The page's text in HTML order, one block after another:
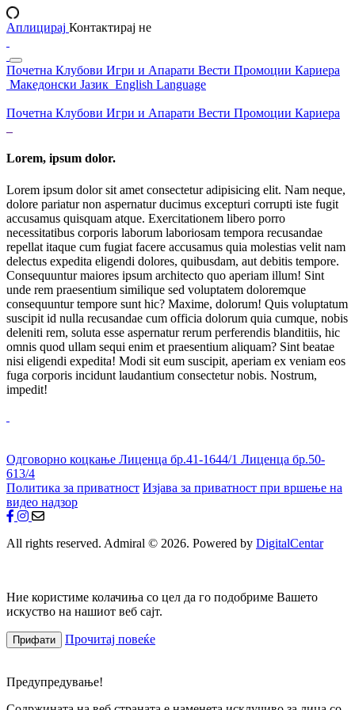
Аплицирај Контактирај не
Почетна Клубови Игри и Апарати Вести Промоции Кариера
Македонски Јазик English Language
Почетна Клубови Игри и Апарати Вести Промоции Кариера
Lorem, ipsum dolor.
Lorem ipsum dolor sit amet consectetur adipisicing elit. Nam neque,
dolore pariatur non aspernatur ducimus excepturi corrupti iste fugit
accusamus quisquam atque. Exercitationem libero porro
necessitatibus corporis laborum laboriosam tempora recusandae
repellat itaque cum fugiat facere accusamus quia molestias velit nam
delectus expedita eligendi dolores, quibusdam, aut debitis tempore.
Consequuntur maiores ipsum architecto quo aperiam illum! Sint
unde rem praesentium similique sed voluptatem doloremque
consequuntur tempore sunt hic? Maxime, dolorum! Quis voluptatum
suscipit id nulla recusandae cum officia dolorum quia cumque, nobis
deleniti rem, soluta esse aspernatur rerum perferendis blanditiis, hic
omnis quod ullam sequi enim et praesentium aliquam? Sint beatae
nisi eligendi expedita! Modi sit eum suscipit, aperiam ex veniam eos
fuga corporis incidunt laudantium consectetur nobis. Nostrum,
impedit!
Одговорно коцкање Лиценца бр.41-1644/1 Лиценца бр.50-
613/4
Политика за приватност Изјава за приватност при вршење на
видео надзор
All rights reserved. Admiral © 2026. Powered by DigitalCentar
Ние користиме колачиња со цел да го подобриме Вашето
искуство на нашиот веб сајт.
Прифати Прочитај повеќе
Предупредување!